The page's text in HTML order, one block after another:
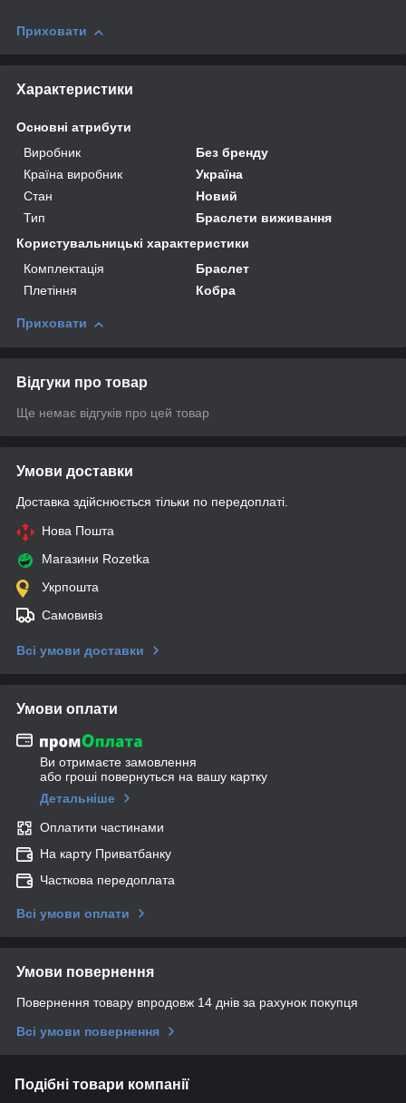
Приховати
Характеристики
Основні атрибути
Виробник
Без бренду
Країна виробник
Україна
Стан
Новий
Тип
Браслети виживання
Користувальницькі характеристики
Комплектація
Браслет
Плетіння
Кобра
Приховати
Відгуки про товар
Ще немає відгуків про цей товар
Умови доставки
Доставка здійснюється тільки по передоплаті.
Нова Пошта
Магазини Rozetka
Укрпошта
Самовивіз
Всі умови доставки
Умови оплати
Ви отримаєте замовлення
або гроші повернуться на вашу картку
Детальніше
Оплатити частинами
На карту Приватбанку
Часткова передоплата
Всі умови оплати
Умови повернення
Повернення товару впродовж 14 днів за рахунок покупця
Всі умови повернення
Подібні товари компанії